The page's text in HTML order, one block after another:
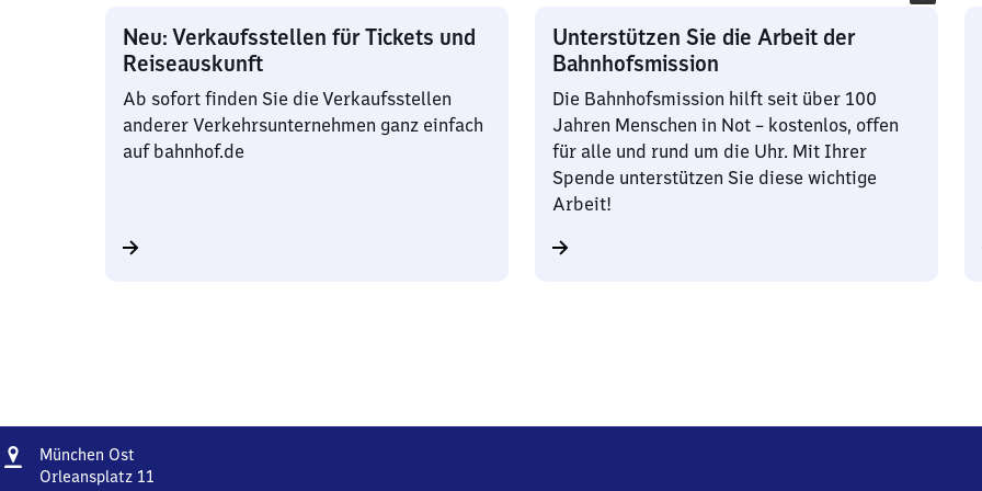
Neu: Verkaufsstellen für Tickets und
Reiseauskunft
Ab sofort finden Sie die Verkaufsstellen
anderer Verkehrsunternehmen ganz einfach
auf bahnhof.de
Unterstützen Sie die Arbeit der
Bahnhofsmission
Die Bahnhofsmission hilft seit über 100
Jahren Menschen in Not – kostenlos, offen
für alle und rund um die Uhr. Mit Ihrer
Spende unterstützen Sie diese wichtige
Arbeit!
Adresse
München Ost
Ost
Orleansplatz 11